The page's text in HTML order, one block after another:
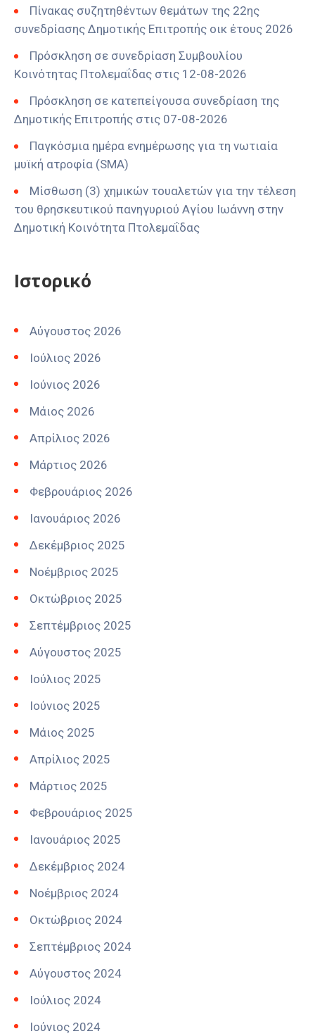
Πίνακας συζητηθέντων θεμάτων της 22ης
συνεδρίασης Δημοτικής Επιτροπής οικ έτους 2026
Πρόσκληση σε συνεδρίαση Συμβουλίου
Κοινότητας Πτολεμαΐδας στις 12-08-2026
Πρόσκληση σε κατεπείγουσα συνεδρίαση της
Δημοτικής Επιτροπής στις 07-08-2026
Παγκόσμια ημέρα ενημέρωσης για τη νωτιαία
μυϊκή ατροφία (SMA)
Μίσθωση (3) χημικών τουαλετών για την τέλεση
του θρησκευτικού πανηγυριού Αγίου Ιωάννη στην
Δημοτική Κοινότητα Πτολεμαΐδας
Ιστορικό
Αύγουστος 2026
Ιούλιος 2026
Ιούνιος 2026
Μάιος 2026
Απρίλιος 2026
Μάρτιος 2026
Φεβρουάριος 2026
Ιανουάριος 2026
Δεκέμβριος 2025
Νοέμβριος 2025
Οκτώβριος 2025
Σεπτέμβριος 2025
Αύγουστος 2025
Ιούλιος 2025
Ιούνιος 2025
Μάιος 2025
Απρίλιος 2025
Μάρτιος 2025
Φεβρουάριος 2025
Ιανουάριος 2025
Δεκέμβριος 2024
Νοέμβριος 2024
Οκτώβριος 2024
Σεπτέμβριος 2024
Αύγουστος 2024
Ιούλιος 2024
Ιούνιος 2024